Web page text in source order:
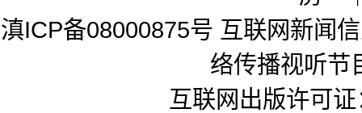
滇ICP备08000875号 互联网新闻
络传播视听节
互联网出版许可